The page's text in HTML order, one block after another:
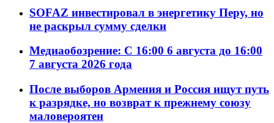
SOFAZ инвестировал в энергетику Перу, но
не раскрыл сумму сделки
Медиаобозрение: С 16:00 6 августа до 16:00
7 августа 2026 года
После выборов Армения и Россия ищут путь
к разрядке, но возврат к прежнему союзу
маловероятен